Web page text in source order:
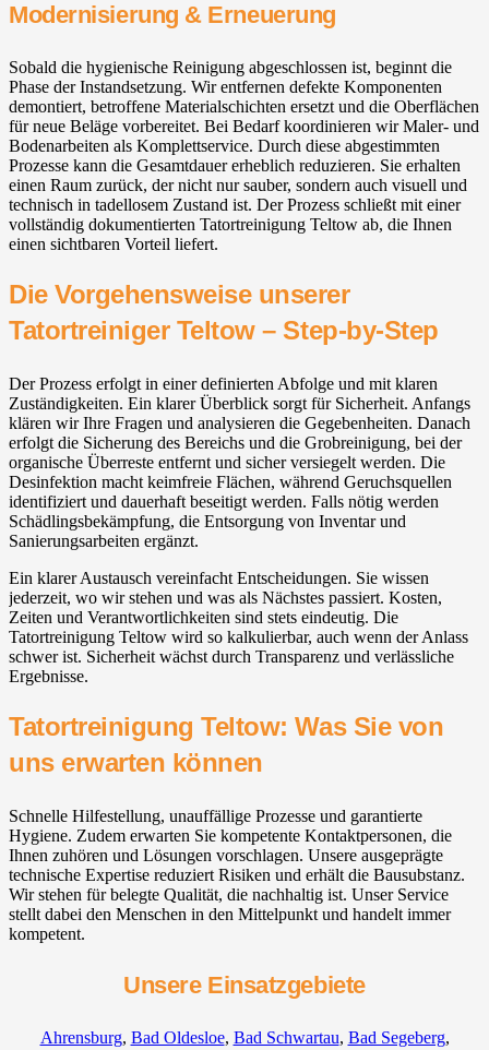
Modernisierung & Erneuerung
Sobald die hygienische Reinigung abgeschlossen ist, beginnt die
Phase der Instandsetzung. Wir entfernen defekte Komponenten
demontiert, betroffene Materialschichten ersetzt und die Oberflächen
für neue Beläge vorbereitet. Bei Bedarf koordinieren wir Maler- und
Bodenarbeiten als Komplettservice. Durch diese abgestimmten
Prozesse kann die Gesamtdauer erheblich reduzieren. Sie erhalten
einen Raum zurück, der nicht nur sauber, sondern auch visuell und
technisch in tadellosem Zustand ist. Der Prozess schließt mit einer
vollständig dokumentierten Tatortreinigung Teltow ab, die Ihnen
einen sichtbaren Vorteil liefert.
Die Vorgehensweise unserer
Tatortreiniger Teltow – Step-by-Step
Der Prozess erfolgt in einer definierten Abfolge und mit klaren
Zuständigkeiten. Ein klarer Überblick sorgt für Sicherheit. Anfangs
klären wir Ihre Fragen und analysieren die Gegebenheiten. Danach
erfolgt die Sicherung des Bereichs und die Grobreinigung, bei der
organische Überreste entfernt und sicher versiegelt werden. Die
Desinfektion macht keimfreie Flächen, während Geruchsquellen
identifiziert und dauerhaft beseitigt werden. Falls nötig werden
Schädlingsbekämpfung, die Entsorgung von Inventar und
Sanierungsarbeiten ergänzt.
Ein klarer Austausch vereinfacht Entscheidungen. Sie wissen
jederzeit, wo wir stehen und was als Nächstes passiert. Kosten,
Zeiten und Verantwortlichkeiten sind stets eindeutig. Die
Tatortreinigung Teltow wird so kalkulierbar, auch wenn der Anlass
schwer ist. Sicherheit wächst durch Transparenz und verlässliche
Ergebnisse.
Tatortreinigung Teltow: Was Sie von
uns erwarten können
Schnelle Hilfestellung, unauffällige Prozesse und garantierte
Hygiene. Zudem erwarten Sie kompetente Kontaktpersonen, die
Ihnen zuhören und Lösungen vorschlagen. Unsere ausgeprägte
technische Expertise reduziert Risiken und erhält die Bausubstanz.
Wir stehen für belegte Qualität, die nachhaltig ist. Unser Service
stellt dabei den Menschen in den Mittelpunkt und handelt immer
kompetent.
Unsere Einsatzgebiete
Ahrensburg, Bad Oldesloe, Bad Schwartau, Bad Segeberg,